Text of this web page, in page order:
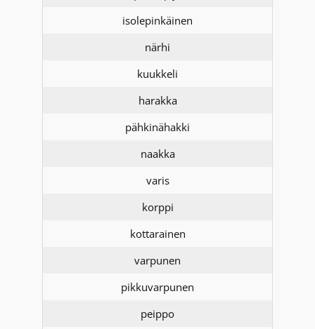
isolepinkäinen
närhi
kuukkeli
harakka
pähkinähakki
naakka
varis
korppi
kottarainen
varpunen
pikkuvarpunen
peippo